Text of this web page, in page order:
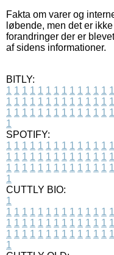
Fakta om varer og
løbende, men det er
forandringer der er
af sidens informationer.
BITLY:
1 1 1 1 1 1 1 1 1 1 1 1 1 1
1 1 1 1 1 1 1 1 1 1 1 1 1 1
1 1 1 1 1 1 1 1 1 1 1 1 1 1
1
SPOTIFY:
1 1 1 1 1 1 1 1 1 1 1 1 1 1
1 1 1 1 1 1 1 1 1 1 1 1 1 1
1 1 1 1 1 1 1 1 1 1 1 1 1 1
1
CUTTLY BIO:
1
1 1 1 1 1 1 1 1 1 1 1 1 1 1
1 1 1 1 1 1 1 1 1 1 1 1 1 1
1 1 1 1 1 1 1 1 1 1 1 1 1 1
1